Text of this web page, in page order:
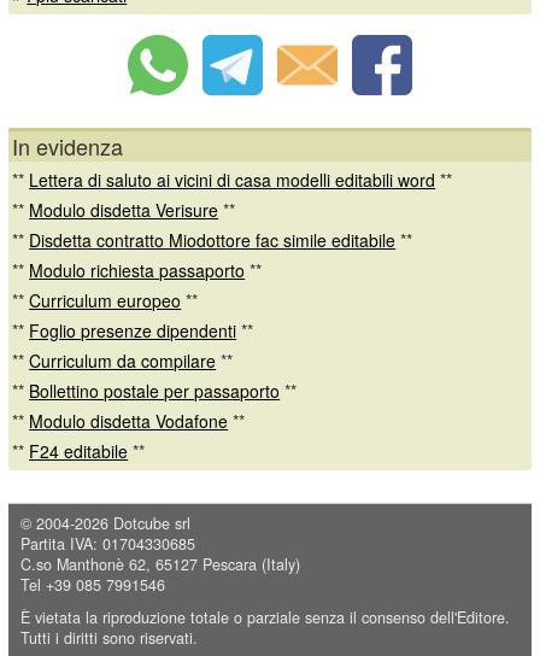
In evidenza
** Lettera di saluto ai vicini di casa modelli editabili word **
** Modulo disdetta Verisure **
** Disdetta contratto Miodottore fac simile editabile **
** Modulo richiesta passaporto **
**Curriculum europeo **
** Foglio presenze dipendenti **
**Curriculum da compilare **
** Bollettino postale per passaporto **
** Modulo disdetta Vodafone **
** F24 editabile **
© 2004-2026 Dotcube srl
Partita IVA: 01704330685
C.so Manthonè 62, 65127 Pescara (Italy)
Tel +39 085 7991546
È vietata la riproduzione totale o parziale senza il consenso dell'Editore.
Tutti i diritti sono riservati.